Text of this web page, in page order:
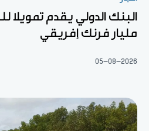
مليار فرنك إفريقي
05-08-2026